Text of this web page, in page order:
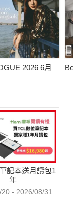
2026 6月
記本送月讀包1
年
- 2026/08/31